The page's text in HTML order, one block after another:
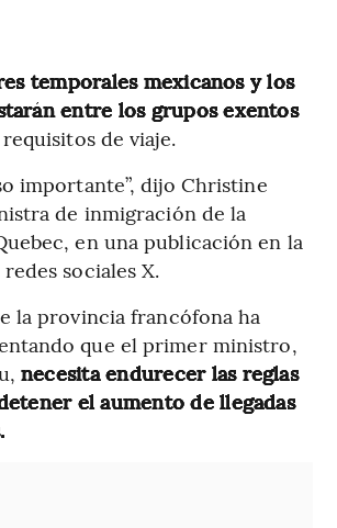
temporales mexicanos y los
entre los grupos exentos
de viaje.
importante”, dijo Christine
de inmigración de la
en una publicación en la
sociales X.
la provincia francófona ha
que el primer ministro,
necesita endurecer las reglas
el aumento de llegadas